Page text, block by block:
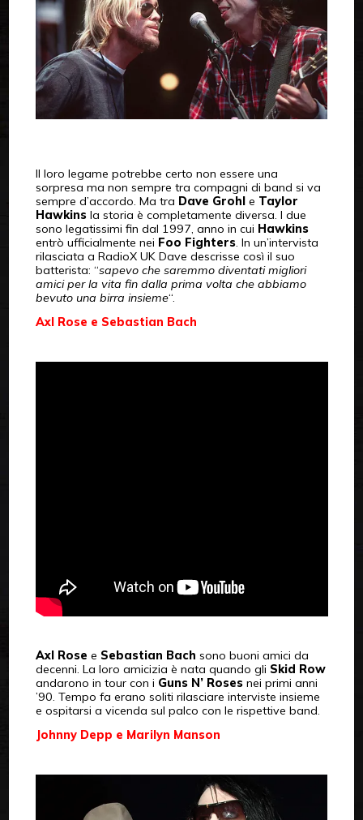
Il loro legame potrebbe certo non essere una
sorpresa ma non sempre tra compagni di band si va
sempre d’accordo. Ma tra Dave Grohle Taylor
Hawkinsla storia è completamente diversa. I due
sono legatissimi fin dal 1997, anno in cui Hawkins
entrò ufficialmente nei Foo Fighters. In un’intervista
rilasciata a RadioX UK Dave descrisse così il suo
batterista: “sapevo che saremmo diventati migliori
amici per la vita fin dalla prima volta che abbiamo
bevuto una birra insieme“.
Axl Rose e Sebastian Bach
Axl Rose e Sebastian Bach sono buoni amici da
decenni. La loro amicizia è nata quando gli Skid Row
andarono in tour con i Guns N’ Rosesnei primi anni
’90. Tempo fa erano soliti rilasciare interviste insieme
e ospitarsi a vicenda sul palco con le rispettive band.
Johnny Depp e Marilyn Manson